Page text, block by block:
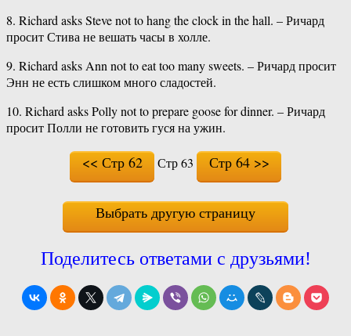
8. Richard asks Steve not to hang the clock in the hall. – Ричард
просит Стива не вешать часы в холле.
9. Richard asks Ann not to eat too many sweets. – Ричард просит
Энн не есть слишком много сладостей.
10. Richard asks Polly not to prepare goose for dinner. – Ричард
просит Полли не готовить гуся на ужин.
<< Стр 62 Стр 63 Стр 64 >>
Выбрать другую страницу
Поделитесь ответами с друзьями!